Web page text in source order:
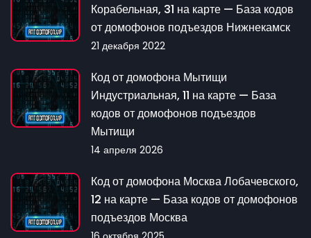
Корабельная, 31 на карте — База кодов
от домофонов подъездов Нижнекамск
21 декабря 2022
Код от домофона Мытищи
Индустриальная, 11 на карте — База
кодов от домофонов подъездов
Мытищи
14 апреля 2026
Код от домофона Москва Лобачевского,
12 на карте — База кодов от домофонов
подъездов Москва